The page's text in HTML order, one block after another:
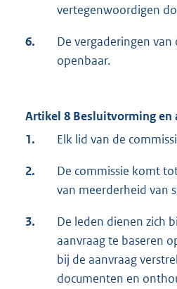
vertegenwoordigen
6.
De vergaderingen
openbaar.
Artikel 8 Besluitvorming en
1.
Elk lid van de
2.
De commissie komt
van meerderheid van
3.
De leden dienen zich
aanvraag te baseren
bij de aanvraag
documenten en